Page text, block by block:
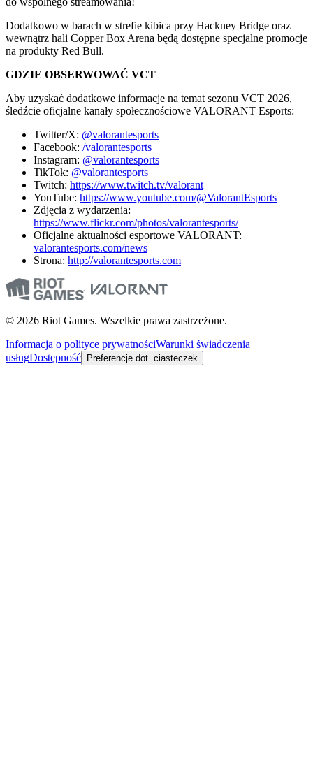
Dodatkowo w barach w strefie kibica przy Hackney Bridge oraz
wewnątrz hali Copper Box Arena będą dostępne specjalne promocje
na produkty Red Bull.
GDZIE OBSERWOWAĆ VCT
Aby uzyskać dodatkowe informacje na temat sezonu VCT 2026,
śledźcie oficjalne kanały społecznościowe VALORANT Esports:
Twitter/X: @valorantesports
Facebook: /valorantesports
Instagram: @valorantesports
TikTok: @valorantesports
Twitch: https://www.twitch.tv/valorant
YouTube: https://www.youtube.com/@ValorantEsports
Zdjęcia z wydarzenia:
https://www.flickr.com/photos/valorantesports/
Oficjalne aktualności esportowe VALORANT:
valorantesports.com/news
Strona: http://valorantesports.com
© 2026 Riot Games. Wszelkie prawa zastrzeżone.
Informacja o polityce prywatnościWarunki świadczenia
usługDostępność Preferencje dot. ciasteczek